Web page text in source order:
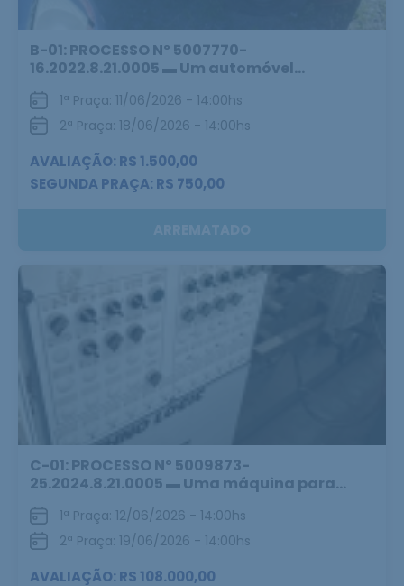
B-01: PROCESSO Nº 5007770-
16.2022.8.21.0005 ▬ Um automóvel...
1ª Praça: 11/06/2026 - 14:00hs
2ª Praça: 18/06/2026 - 14:00hs
AVALIAÇÃO: R$ 1.500,00
SEGUNDA PRAÇA: R$ 750,00
C-01: PROCESSO Nº 5009873-
25.2024.8.21.0005 ▬ Uma máquina para...
1ª Praça: 12/06/2026 - 14:00hs
2ª Praça: 19/06/2026 - 14:00hs
AVALIAÇÃO: R$ 108.000,00